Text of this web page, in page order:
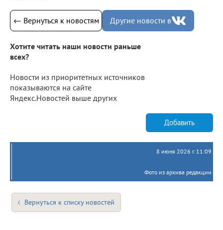
← Вернуться к новостям Другие новости в
Хотите читать наши новости раньше
всех?
Новости из приоритетных источников
показываются на сайте
Яндекс.Новостей выше других
Добавить
8 июня 2026 г. 11:09
Фото из архива редакции
Вернуться к списку новостей